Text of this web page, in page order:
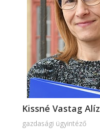
Kissné Vastag Alíz
gazdasági ügyintéző